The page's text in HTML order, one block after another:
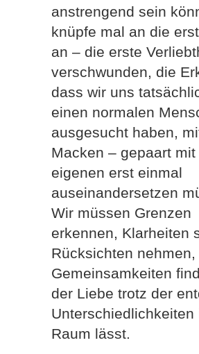
anstrengend sein
knüpfe mal an die
an – die erste
verschwunden, die
dass wir uns
einen normalen
ausgesucht haben,
Macken – gepaart
eigenen erst einmal
auseinandersetzen
Wir müssen Grenzen
erkennen, Klarheiten
Rücksichten nehmen,
Gemeinsamkeiten
der Liebe trotz der
Unterschiedlichkeiten
Raum lässt.